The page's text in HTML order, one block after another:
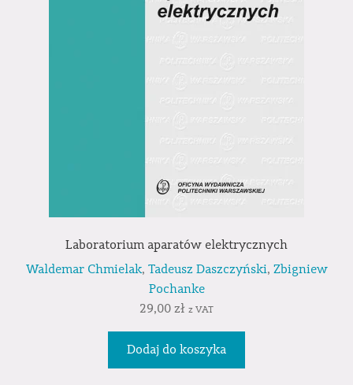
Laboratorium aparatów elektrycznych
Waldemar Chmielak, Tadeusz Daszczyński, Zbigniew
Pochanke
29,00 zł z VAT
Dodaj do koszyka